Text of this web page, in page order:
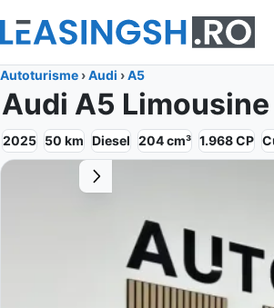
Autoturisme ›Audi ›A5
Audi A5 Limousine
2025 50 km Diesel 204cm³ 1.968CP